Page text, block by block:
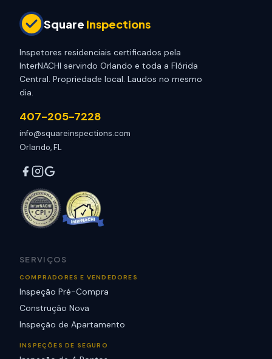
Square Inspections
Inspetores residenciais certificados pela
InterNACHI servindo Orlando e toda a Flórida
Central. Propriedade local. Laudos no mesmo
dia.
407-205-7228
info@squareinspections.com
Orlando, FL
SERVIÇOS
COMPRADORES E VENDEDORES
Inspeção Pré-Compra
Construção Nova
Inspeção de Apartamento
INSPEÇÕES DE SEGURO